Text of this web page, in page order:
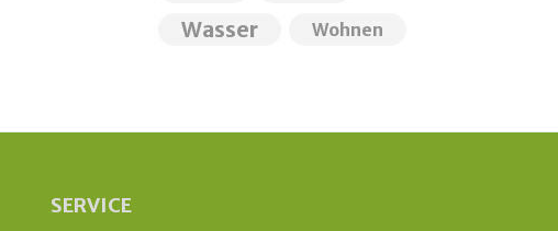
Wasser Wohnen
SERVICE